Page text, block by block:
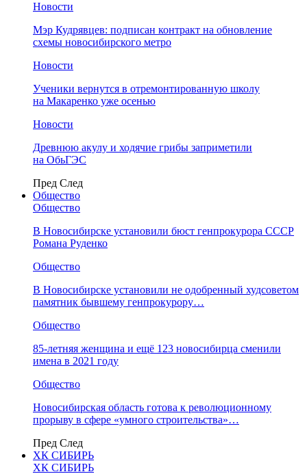
Новости
Мэр Кудрявцев: подписан контракт на обновление
схемы новосибирского метро
Новости
Ученики вернутся в отремонтированную школу
на Макаренко уже осенью
Новости
Древнюю акулу и ходячие грибы заприметили
на ОбьГЭС
Пред След
Общество
Общество
В Новосибирске установили бюст генпрокурора СССР
Романа Руденко
Общество
В Новосибирске установили не одобренный худсоветом
памятник бывшему генпрокурору…
Общество
85-летняя женщина и ещё 123 новосибирца сменили
имена в 2021 году
Общество
Новосибирская область готова к революционному
прорыву в сфере «умного строительства»…
Пред След
ХК СИБИРЬ
ХК СИБИРЬ